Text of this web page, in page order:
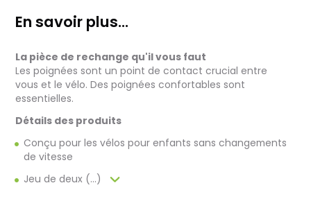
achats à domicile, mais il est encore plus gratifiant de vous
accueillir en magasin. Commandez en ligne et récupérez vos
Pensez à préciser le lieu de retrait lors de votre commande,
et nous vous informerons dès que vos articles seront prêts à
être récupérés.
Livraison de vélos complets :
Après des réglages minutieux effectués par nos techniciens,
pour faciliter sa réception.
Pour les vélos en stock, le délai total, incluant la réception, le
contrôle et l'expédition est en moyenne d’une à deux
semaines. Pour les vélos sur commande, celui-ci est allongé
En savoir plus...
La pièce de rechange qu'il vous faut
Les poignées sont un point de contact crucial entre
vous et le vélo. Des poignées confortables sont
essentielles.
Détails des produits
Conçu pour les vélos pour enfants sans changements
de vitesse
Jeu de deux (...)